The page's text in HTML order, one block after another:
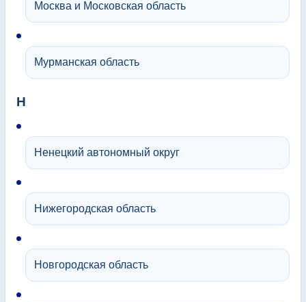
Москва и Московская область
Мурманская область
Н
Ненецкий автономный округ
Нижегородская область
Новгородская область